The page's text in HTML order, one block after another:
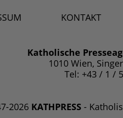
KONTAKT
Katholische
1010 Wien,
Tel: +43 / 1 /
2026 KATHPRESS -